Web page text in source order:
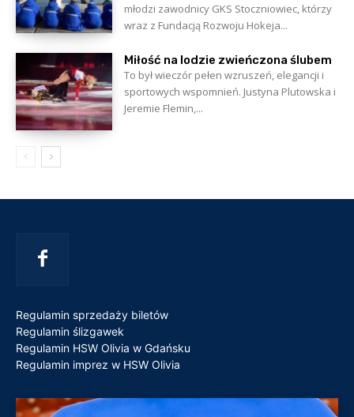
młodzi zawodnicy GKS Stoczniowiec, którzy
wraz z Fundacją Rozwoju Hokeja...
Miłość na lodzie zwieńczona ślubem
To był wieczór pełen wzruszeń, elegancji i
sportowych wspomnień. Justyna Plutowska i
Jeremie Flemin,...
Regulamin sprzedaży biletów
Regulamin ślizgawek
Regulamin HSW Olivia w Gdańsku
Regulamin imprez w HSW Olivia